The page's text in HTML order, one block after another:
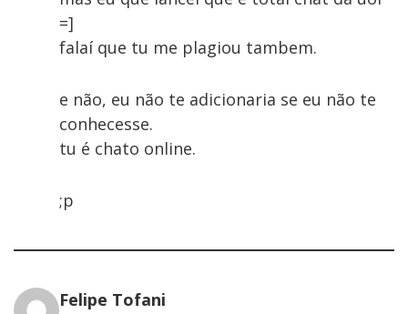
=]
falaí que tu me plagiou tambem.
e não, eu não te adicionaria se eu não te
conhecesse.
tu é chato online.
;p
Felipe Tofani